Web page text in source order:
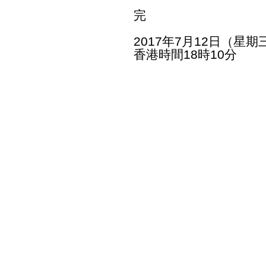
完
2017年7月12日（星期
香港時間18時10分